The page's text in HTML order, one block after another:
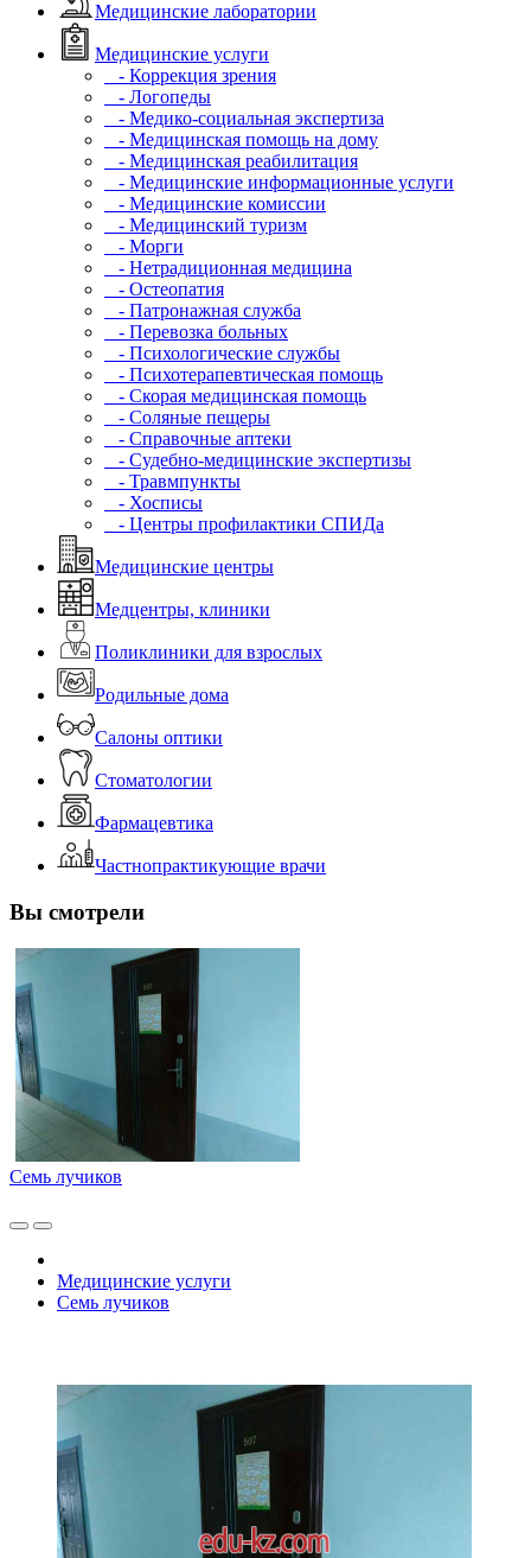
Медицинские лаборатории
Медицинские услуги
- Коррекция зрения
- Логопеды
- Медико-социальная экспертиза
- Медицинская помощь на дому
- Медицинская реабилитация
- Медицинские информационные услуги
- Медицинские комиссии
- Медицинский туризм
- Морги
- Нетрадиционная медицина
- Остеопатия
- Патронажная служба
- Перевозка больных
- Психологические службы
- Психотерапевтическая помощь
- Скорая медицинская помощь
- Соляные пещеры
- Справочные аптеки
- Судебно-медицинские экспертизы
- Травмпункты
- Хосписы
- Центры профилактики СПИДа
Медицинские центры
Медцентры, клиники
Поликлиники для взрослых
Родильные дома
Салоны оптики
Стоматологии
Фармацевтика
Частнопрактикующие врачи
Вы смотрели
Семь лучиков
Медицинские услуги
Семь лучиков